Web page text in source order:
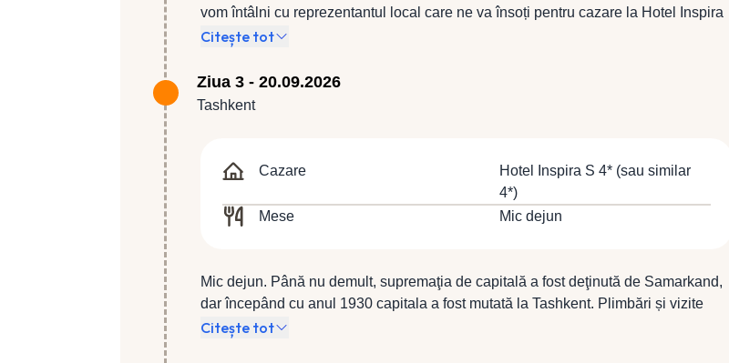
vom întâlni cu reprezentantul local care ne va însoți pentru cazare la Hotel Inspira
S 4* (sau similar 4*). Mic dejun. Cazare la Hotel Inspira S 4* (sau similar 4*).
Citește tot
Ziua 3 - 20.09.2026
Tashkent
Cazare
Hotel Inspira S 4* (sau similar
4*)
Mese
Mic dejun
Mic dejun. Până nu demult, supremaţia de capitală a fost deţinută de Samarkand,
dar începând cu anul 1930 capitala a fost mutată la Tashkent. Plimbări și vizite
alături de însoțitorul de grup. Cazare în Tashkent la Hotel Ispira S 4* (sau similar
Citește tot